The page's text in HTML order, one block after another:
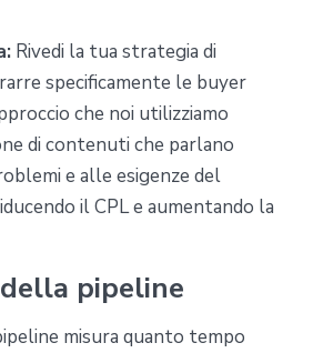
Rivedi la tua strategia di
specificamente le buyer
che noi utilizziamo
di contenuti che parlano
e alle esigenze del
il CPL e aumentando la
pipeline
misura quanto tempo